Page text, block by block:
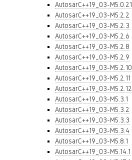
AutosarC++19_03-M5.0.21
AutosarC++19_03-M5.2.2
AutosarC++19_03-M5.2.3
AutosarC++19_03-M5.2.6
AutosarC++19_03-M5.2.8
AutosarC++19_03-M5.2.9
AutosarC++19_03-M5.2.10
AutosarC++19_03-M5.2.11
AutosarC++19_03-M5.2.12
AutosarC++19_03-M5.3.1
AutosarC++19_03-M5.3.2
AutosarC++19_03-M5.3.3
AutosarC++19_03-M5.3.4
AutosarC++19_03-M5.8.1
AutosarC++19_03-M5.14.1